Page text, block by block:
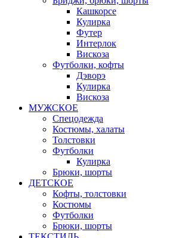
Кашкорсе
Кулирка
Футер
Интерлок
Вискоза
Футболки, кофты
Дэворэ
Кулирка
Вискоза
МУЖСКОЕ
Спецодежда
Костюмы, халаты
Толстовки
Футболки
Кулирка
Брюки, шорты
ДЕТСКОЕ
Кофты, толстовки
Костюмы
Футболки
Брюки, шорты